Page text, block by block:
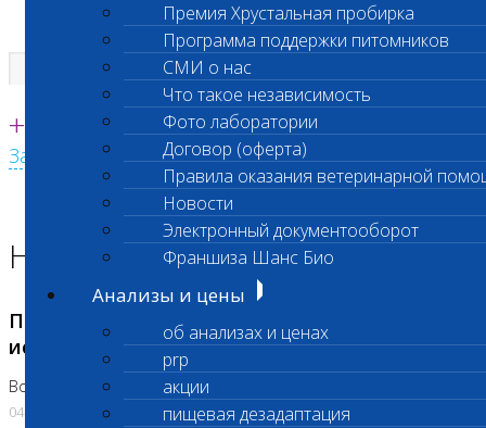
Единая круглосуточная справочная
+7 495 260 0 260
Заказать звонок с сайта
Премия Хрустальная пробирка
Программа поддержки питомников
СМИ о нас
Что такое независимость
Фото лаборатории
Договор (оферта)
Правила оказания ветеринарной
Новости
Электронный документооборот
Франшиза Шанс Био
Анализы и цены
об анализах и ценах
prp
акции
пищевая дезадаптация
Главная страница
Новости лаборатории
Приостановка срочных биохимических
исследований
Во Владыкино
04.08.2026